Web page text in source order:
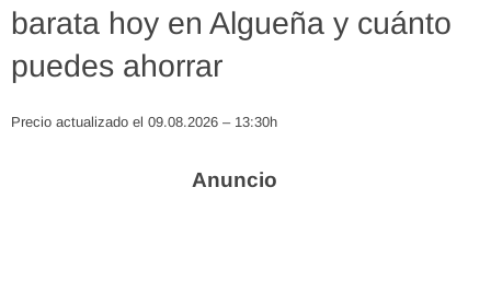
barata hoy en Algueña y cuánto
puedes ahorrar
Precio actualizado el 09.08.2026 – 13:30h